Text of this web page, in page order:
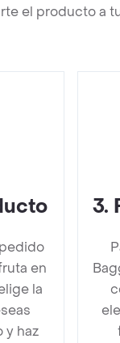
el producto a
en
la
y haz
3.